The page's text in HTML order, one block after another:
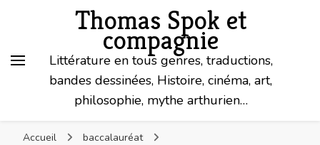
Thomas Spok et
compagnie
Littérature en tous genres, traductions,
bandes dessinées, Histoire, cinéma, art,
philosophie, mythe arthurien…
Accueil
baccalauréat